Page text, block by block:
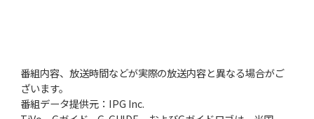
番組内容、放送時間などが実際の放送内容と異なる場合がご
ざいます。
番組データ提供元：IPG Inc.